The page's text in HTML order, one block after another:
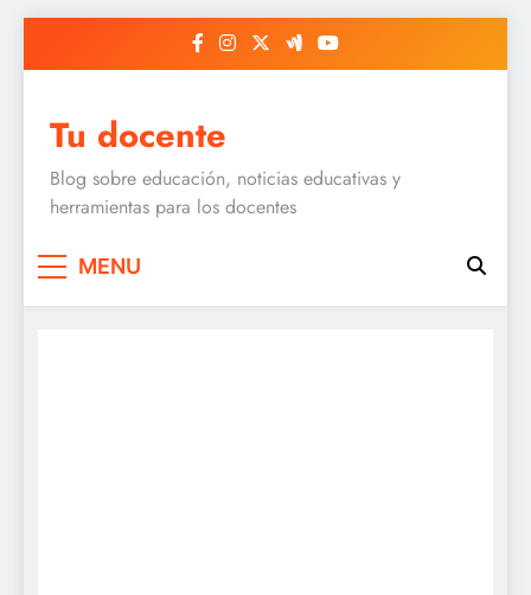
Tu docente
Blog sobre educación, noticias educativas y
herramientas para los docentes
MENU